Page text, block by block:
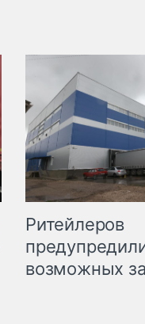
Ритейлеров
возможных